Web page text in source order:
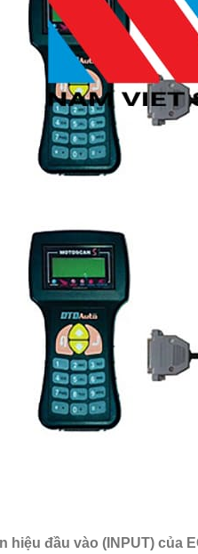
hiệu đầu vào (INPUT) của